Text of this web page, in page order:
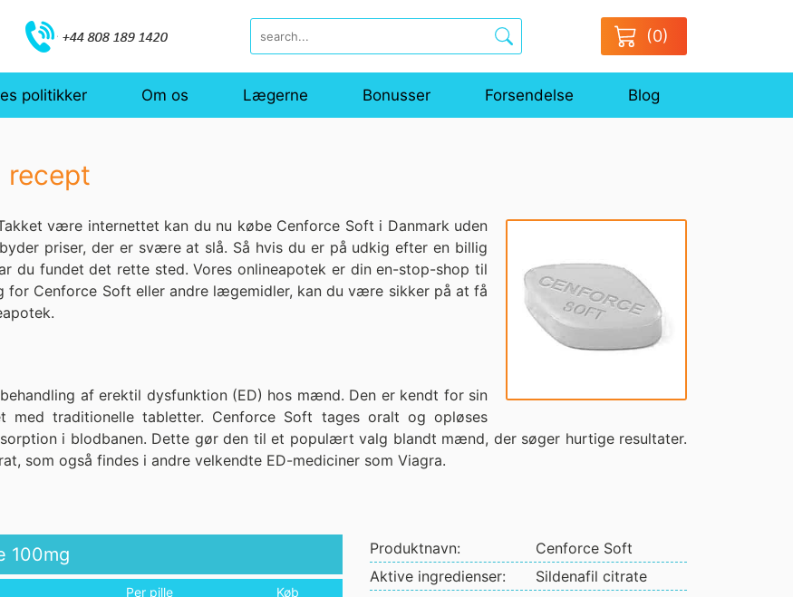
(0)
politikker Om os Lægerne Bonusser Forsendelse Blog
recept
være internettet kan du nu købe Cenforce Soft i Danmark uden
priser, der er svære at slå. Så hvis du er på udkig efter en billig
du fundet det rette sted. Vores onlineapotek er din en-stop-shop til
for Cenforce Soft eller andre lægemidler, kan du være sikker på at få
af erektil dysfunktion (ED) hos mænd. Den er kendt for sin
med traditionelle tabletter. Cenforce Soft tages oralt og opløses
i blodbanen. Dette gør den til et populært valg blandt mænd, der søger hurtige resultater.
som også findes i andre velkendte ED-mediciner som Viagra.
100mg
Per pille Køb
Produktnavn:
Cenforce Soft
Aktive ingredienser:
Sildenafil citrate